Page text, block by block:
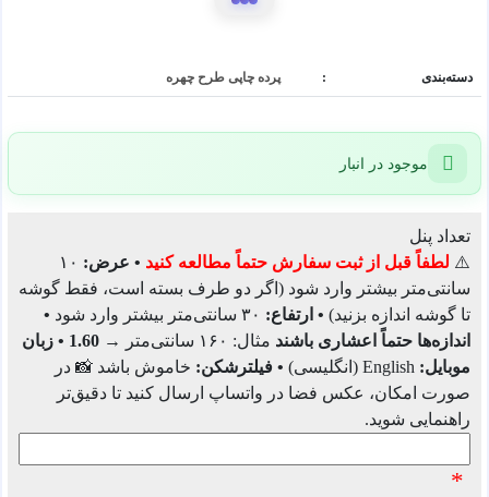
دسته‌بندی : پرده چاپی طرح چهره
موجود در انبار
تعداد پنل
⚠️ لطفاً قبل از ثبت سفارش حتماً مطالعه کنید • عرض: ۱۰
سانتی‌متر بیشتر وارد شود (اگر دو طرف بسته است، فقط گوشه
تا گوشه اندازه بزنید) • ارتفاع:
•
اندازه‌ها حتماً اعشاری باشند مثال: ۱۶۰ سانتی‌متر → 1.60 • زبان
موبایل:
• فیلترشکن: خاموش باشد 📸 در
صورت امکان، عکس فضا در واتساپ ارسال کنید تا دقیق‌تر
راهنمایی شوید.
*